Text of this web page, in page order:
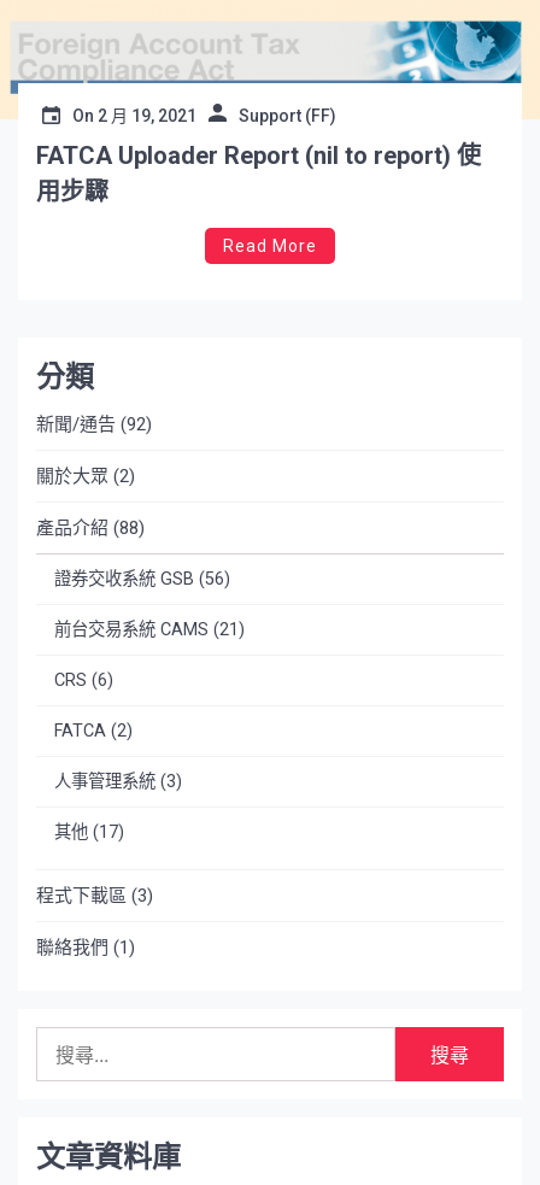
On 2 月 19, 2021 Support (FF)
FATCA Uploader Report (nil to report) 使
用步驟
Read More
分類
新聞/通告 (92)
關於大眾 (2)
產品介紹 (88)
證券交收系統 GSB (56)
前台交易系統 CAMS (21)
CRS (6)
FATCA (2)
人事管理系統 (3)
其他 (17)
程式下載區 (3)
聯絡我們 (1)
字:
文章資料庫